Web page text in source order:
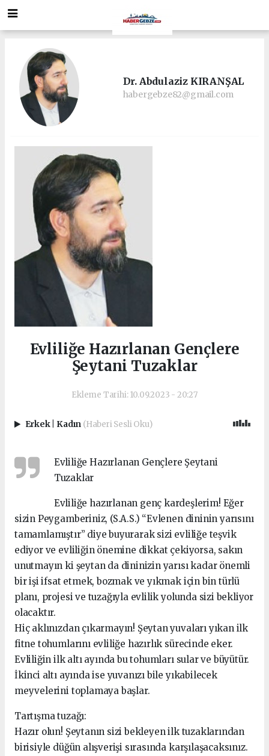
Dr. Abdulaziz KIRANŞAL
habergebze82@gmail.com
Evliliğe Hazırlanan Gençlere
Şeytani Tuzaklar
Ekleme Tarihi: 10.09.2023 - 20:27
Erkek Kadın (Haberi Sesli Oku)
Evliliğe Hazırlanan Gençlere Şeytani
Tuzaklar
Evliliğe hazırlanan genç kardeşlerim! Eğer
sizin Peygamberiniz, (S.A.S.) “Evlenen dininin yarısını
tamamlamıştır” diye buyurarak sizi evliliğe teşvik
ediyor ve evliliğin önemine dikkat çekiyorsa, sakın
unutmayın ki şeytan da dininizin yarısı kadar önemli
bir işi ifsat etmek, bozmak ve yıkmak için bin türlü
planı, projesi ve tuzağıyla evlilik yolunda sizi bekliyor
olacaktır.
Hiç aklınızdan çıkarmayın! Şeytan yuvaları yıkan ilk
fitne tohumlarını evliliğe hazırlık sürecinde eker.
Evliliğin ilk altı ayında bu tohumları sular ve büyütür.
İkinci altı ayında ise yuvanızı bile yıkabilecek
meyvelerini toplamaya başlar.
Tartışma tuzağı:
Hazır olun! Şeytanın sizi bekleyen ilk tuzaklarından
birisiyle düğün alışverişi sırasında karşılaşacaksınız.